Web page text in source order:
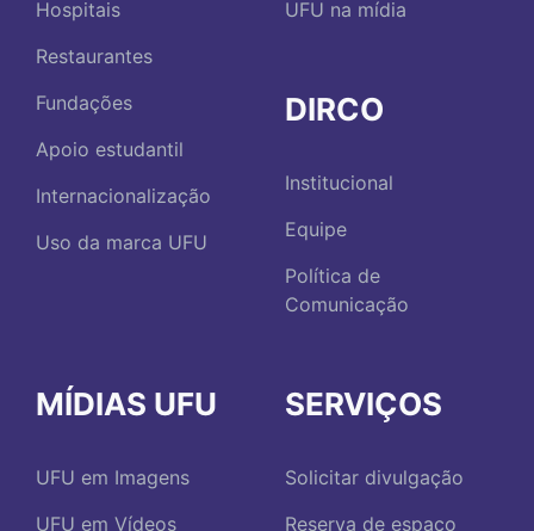
Hospitais
Restaurantes
Fundações
Apoio estudantil
Internacionalização
Uso da marca UFU
UFU na mídia
DIRCO
Institucional
Equipe
Política de
Comunicação
MÍDIAS UFU
UFU em Imagens
UFU em Vídeos
SERVIÇOS
Solicitar divulgação
Reserva de espaço